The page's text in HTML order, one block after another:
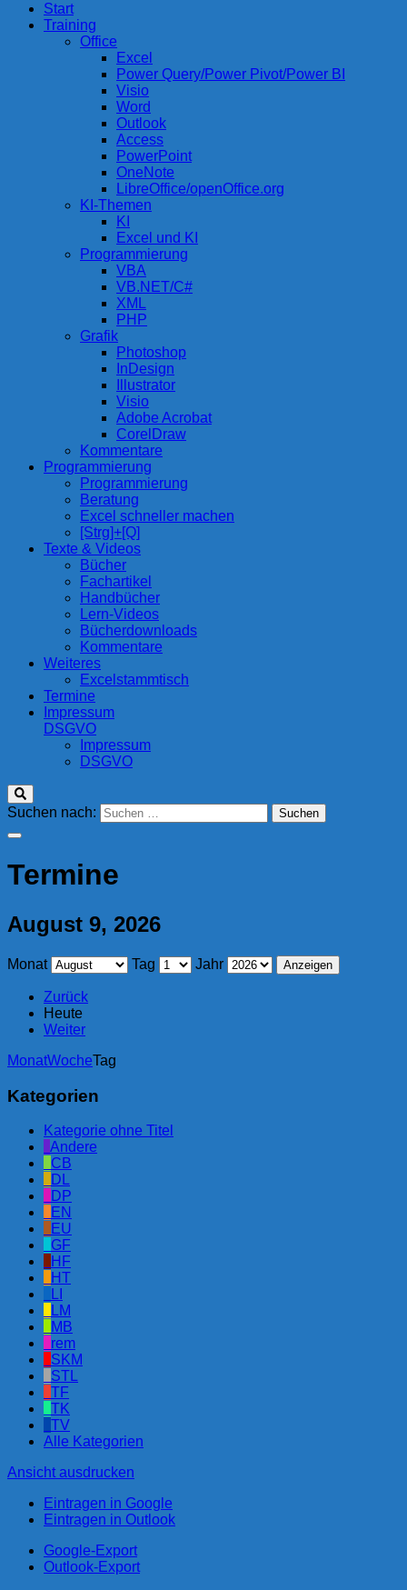
compurem
Rene Martin
Start
Training
Office
Excel
Power Query/Power Pivot/Power BI
Visio
Word
Outlook
Access
PowerPoint
OneNote
LibreOffice/openOffice.org
KI-Themen
KI
Excel und KI
Programmierung
VBA
VB.NET/C#
XML
PHP
Grafik
Photoshop
InDesign
Illustrator
Visio
Adobe Acrobat
CorelDraw
Kommentare
Programmierung
Programmierung
Beratung
Excel schneller machen
[Strg]+[Q]
Texte & Videos
Bücher
Fachartikel
Handbücher
Lern-Videos
Bücherdownloads
Kommentare
Weiteres
Excelstammtisch
Termine
Impressum
DSGVO
Impressum
DSGVO
Suchen nach:
Termine
August 9, 2026
Monat Tag Jahr
Zurück
Heute
Weiter
MonatWocheTag
Kategorien
Kategorie ohne Titel
Andere
CB
DL
DP
EN
EU
GF
HF
HT
LI
LM
MB
rem
SKM
STL
TF
TK
TV
Alle Kategorien
Ansicht ausdrucken
Eintragen in Google
Eintragen in Outlook
Google-Export
Outlook-Export